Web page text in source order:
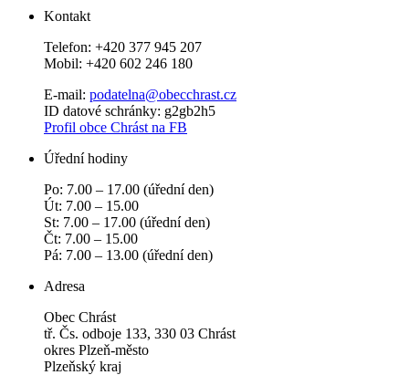
Kontakt
Telefon: +420 377 945 207
Mobil: +420 602 246 180
E-mail: podatelna@obecchras­t.cz
ID datové schránky: g2gb2h5
Profil obce Chrást na FB
Úřední hodiny
Po: 7.00 – 17.00 (úřední den)
Út: 7.00 – 15.00
St: 7.00 – 17.00 (úřední den)
Čt: 7.00 – 15.00
Pá: 7.00 – 13.00 (úřední den)
Adresa
Obec Chrást
tř. Čs. odboje 133, 330 03 Chrást
okres Plzeň-město
Plzeňský kraj